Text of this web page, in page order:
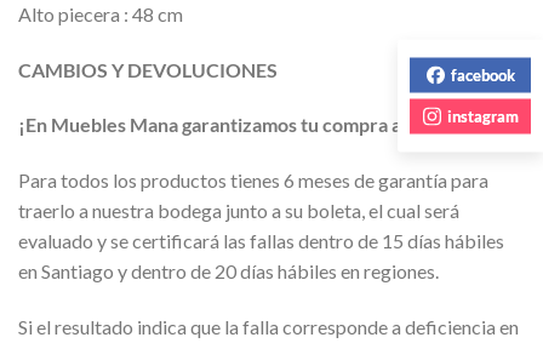
Alto piecera : 48 cm
CAMBIOS Y DEVOLUCIONES
¡En Muebles Mana garantizamos tu compra ante fallas!
Para todos los productos tienes 6 meses de garantía para
traerlo a nuestra bodega junto a su boleta, el cual será
evaluado y se certificará las fallas dentro de 15 días hábiles
en Santiago y dentro de 20 días hábiles en regiones.
Si el resultado indica que la falla corresponde a deficiencia en
facebook
instagram